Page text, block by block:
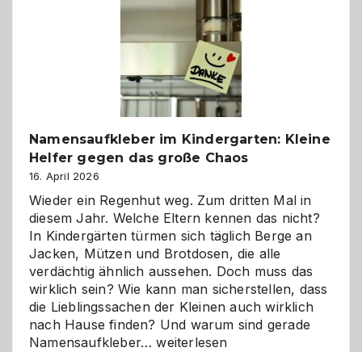
wann
ist
eine
Hundepension
die
richtige
Namensaufkleber im Kindergarten: Kleine
Helfer gegen das große Chaos
16. April 2026
Wieder ein Regenhut weg. Zum dritten Mal in
diesem Jahr. Welche Eltern kennen das nicht?
In Kindergärten türmen sich täglich Berge an
Jacken, Mützen und Brotdosen, die alle
verdächtig ähnlich aussehen. Doch muss das
wirklich sein? Wie kann man sicherstellen, dass
die Lieblingssachen der Kleinen auch wirklich
nach Hause finden? Und warum sind gerade
Namensaufkleber…Namensaufkleber
weiterlesen